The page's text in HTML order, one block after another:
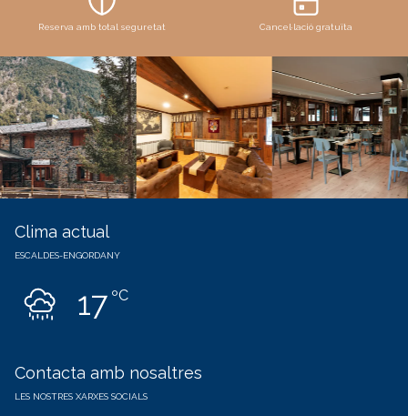
Reserva amb total seguretat Cancel·lació gratuïta
Clima actual
ESCALDES-ENGORDANY
17ºC
Contacta amb nosaltres
LES NOSTRES XARXES SOCIALS